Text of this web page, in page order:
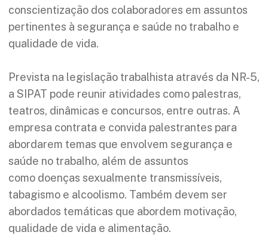
conscientização dos colaboradores em assuntos
pertinentes à segurança e saúde no trabalho e
qualidade de vida.
Prevista na legislação trabalhista através da NR-5,
a SIPAT pode reunir atividades como palestras,
teatros, dinâmicas e concursos, entre outras. A
empresa contrata e convida palestrantes para
abordarem temas que envolvem segurança e
saúde no trabalho, além de assuntos
como doenças sexualmente transmissíveis,
tabagismo e alcoolismo. Também devem ser
abordados temáticas que abordem motivação,
qualidade de vida e alimentação.